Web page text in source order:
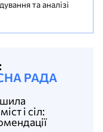
та аналізі
РАДА
і сіл: